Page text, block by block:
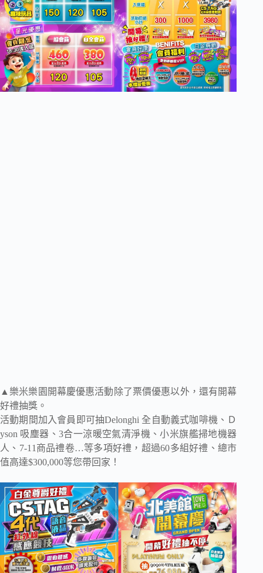
▲樂米樂園開幕慶優惠活動除了票價優惠以外，還有開幕
好禮抽獎。
活動期間加入會員即可抽Delonghi 全自動義式咖啡機、Ｄ
yson 吸塵器、3合一涼暖空氣清淨機、小米旗艦掃地機器
人、7-11商品禮卷…等多項好禮，超過60多組好禮、總市
值高達$300,000等您帶回家！